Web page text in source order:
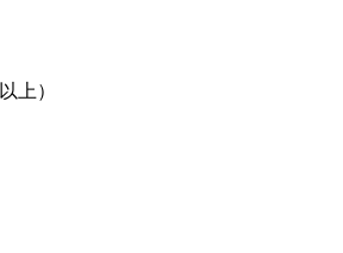
以上）